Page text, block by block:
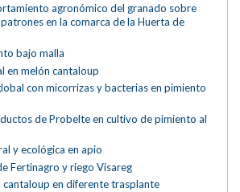
agronómico del granado sobre
en la comarca de la Huerta de
bajo malla
en melón cantaloup
con micorrizas y bacterias en pimiento
de Probelte en cultivo de pimiento al
y ecológica en apio
Fertinagro y riego Visareg
cantaloup en diferente trasplante